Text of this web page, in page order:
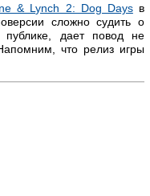
& Lynch 2: Dog Daysв
сложно судить о
дает повод не
что релиз игры